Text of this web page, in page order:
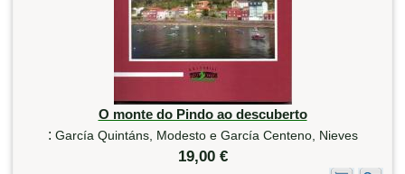
O monte do Pindo ao descuberto
: García Quintáns, Modesto e García Centeno, Nieves
19,00 €